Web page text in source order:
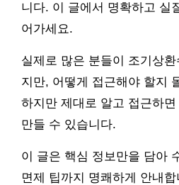
니다. 이 글에서 명확하고 실
어가세요.
실제로 많은 분들이 조기상
지만, 어떻게 접근해야 할지
하지만 제대로 알고 접근하
만들 수 있습니다.
이 글은 핵심 정보만을 담아
면제 팁까지 명쾌하게 안내